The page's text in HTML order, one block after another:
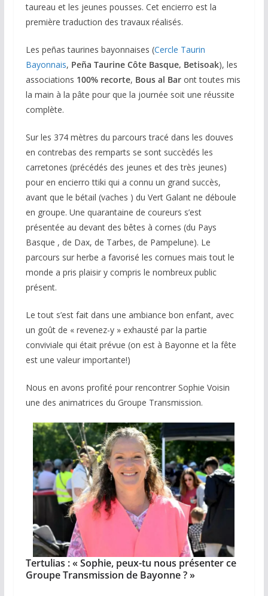
taureau et les jeunes pousses. Cet encierro est la
première traduction des travaux réalisés.
Les peñas taurines bayonnaises (Cercle Taurin
Bayonnais, Peña Taurine Côte Basque, Betisoak), les
associations 100% recorte, Bous al Baront toutes mis
la main à la pâte pour que la journée soit une réussite
complète.
Sur les 374 mètres du parcours tracé dans les douves
en contrebas des remparts se sont succèdés les
carretones (précédés des jeunes et des très jeunes)
pour en encierro ttiki qui a connu un grand succès,
avant que le bétail (vaches ) du Vert Galant ne déboule
en groupe. Une quarantaine de coureurs s’est
présentée au devant des bêtes à cornes (du Pays
Basque , de Dax, de Tarbes, de Pampelune). Le
parcours sur herbe a favorisé les cornues mais tout le
monde a pris plaisir y compris le nombreux public
présent.
Le tout s’est fait dans une ambiance bon enfant, avec
un goût de « revenez-y » exhausté par la partie
conviviale qui était prévue (on est à Bayonne et la fête
est une valeur importante!)
Nous en avons profité pour rencontrer Sophie Voisin
une des animatrices du Groupe Transmission.
Tertulias :« Sophie, peux-tu nous présenter ce
Groupe Transmission de Bayonne ? »